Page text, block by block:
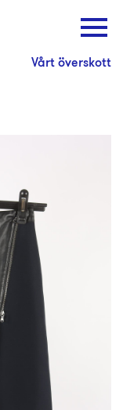
Vårt överskott